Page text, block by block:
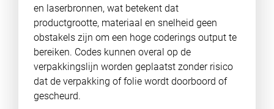
en laserbronnen, wat betekent dat
productgrootte, materiaal en snelheid geen
obstakels zijn om een hoge coderings output te
bereiken. Codes kunnen overal op de
verpakkingslijn worden geplaatst zonder risico
dat de verpakking of folie wordt doorboord of
gescheurd.